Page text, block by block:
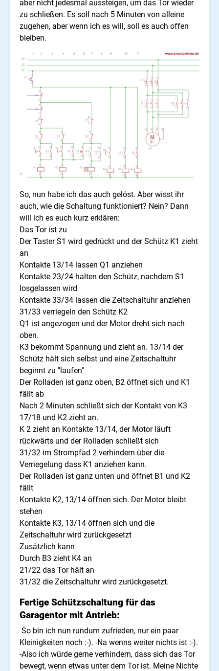
aber nicht jedesmal aussteigen, um das Tor wieder
zu schließen. Es soll nach 5 Minuten von alleine
zugehen, aber wenn ich es will, soll es auch offen
bleiben.
So, nun habe ich das auch gelöst. Aber wisst ihr
auch, wie die Schaltung funktioniert? Nein? Dann
will ich es euch kurz erklären:
Das Tor ist zu
Der Taster S1 wird gedrückt und der Schütz K1 zieht
an
Kontakte 13/14 lassen Q1 anziehen
Kontakte 23/24 halten den Schütz, nachdem S1
losgelassen wird
Kontakte 33/34 lassen die Zeitschaltuhr anziehen
31/33 verriegeln den Schütz K2
Q1 ist angezogen und der Motor dreht sich nach
oben.
K3 bekommt Spannung und zieht an. 13/14 der
Schütz hält sich selbst und eine Zeitschaltuhr
beginnt zu "laufen"
Der Rolladen ist ganz oben, B2 öffnet sich und K1
fällt ab
Nach 2 Minuten schließt sich der Kontakt von K3
17/18 und K2 zieht an.
K 2 zieht an Kontakte 13/14, der Motor läuft
rückwärts und der Rolladen schließt sich
31/32 im Strompfad 2 verhindern über die
Verriegelung dass K1 anziehen kann.
Der Rolladen ist ganz unten und öffnet B1 und K2
fällt
Kontakte K2, 13/14 öffnen sich. Der Motor bleibt
stehen
Kontakte K3, 13/14 öffnen sich und die
Zeitschaltuhr wird zurückgesetzt
Zusätzlich kann
Durch B3 zieht K4 an
21/22 das Tor hält an
31/32 die Zeitschaltuhr wird zurückgesetzt.
Fertige Schützschaltung für das
Garagentor mit Antrieb:
So bin ich nun rundum zufrieden, nur ein paar
Kleinigkeiten noch :-). -Na wenns weiter nichts ist :-).
-Also ich würde gerne verhindern, dass sich das Tor
bewegt, wenn etwas unter dem Tor ist. Meine Nichte